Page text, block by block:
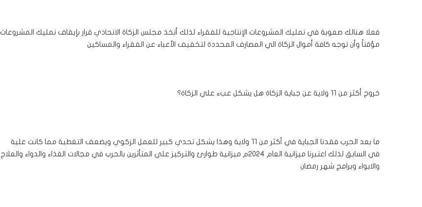
فعلا هنالك صعوبة في تمليك المشروعات الإنتاجية للفقراء لذلك أتخذ مجلس الزكاة الاتحادي قرار بإيقاف تمليك المشروعات
مؤقتاً وأن توجه كافة أموال الزكاة الي المصارف المحددة لتخفيف الأعباء عن الفقراء والمساكين
خروج أكثر من ١١ ولاية عن جباية الزكاة هل يشكل عبء علي الزكاة؟
ما بعد الحرب فقدنا الجباية في أكثر من ١١ ولاية وهذا يشكل تحدي كبير للعمل الزكوي ويضعف التغطية مما كانت علية
في السابق لذلك اعتبرنا ميزانية العام ٢٠٢٤م ميزانية طوارئ والتركيز علي المتأثرين بالحرب في مجالات الغذاء والدواء والعلاج
والايواء وبرامج شهر رمضان